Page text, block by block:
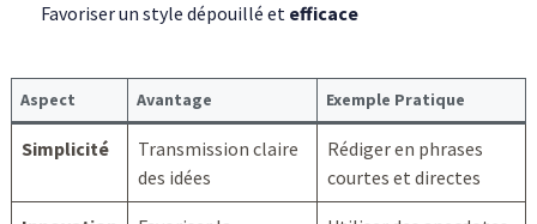
Favoriser un style dépouillé et efficace
Aspect Avantage Exemple Pratique
Simplicité
Transmission claire
des idées
Rédiger en phrases
courtes et directes